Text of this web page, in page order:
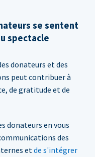
se sentent
spectacle
donateurs et des
peut contribuer à
de gratitude et de
donateurs en vous
des
etde s'intégrer